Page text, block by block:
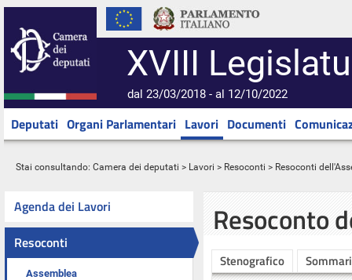
XVIII
dal 23/03/2018 - al 12/10/2022
Deputati Organi Parlamentari Lavori Documenti
Stai consultando: Camera dei deputati > Lavori > Resoconti > Resoconti
Agenda dei Lavori
Resoconti
Assemblea
Resoconto
Stenografico